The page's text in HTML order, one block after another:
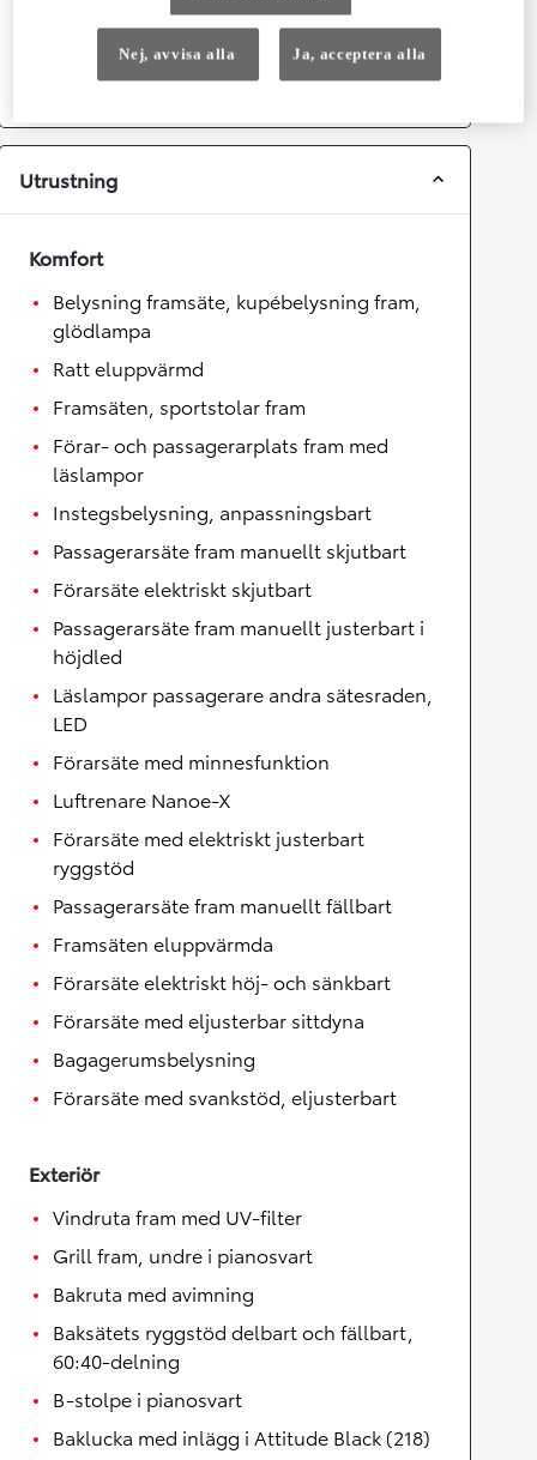
Växellåda
Framhjulsdrift
Växellåda
Automat
Utrustning
Komfort
Belysning framsäte, kupébelysning fram,
glödlampa
Ratt eluppvärmd
Framsäten, sportstolar fram
Förar- och passagerarplats fram med
läslampor
Instegsbelysning, anpassningsbart
Passagerarsäte fram manuellt skjutbart
Förarsäte elektriskt skjutbart
Passagerarsäte fram manuellt justerbart i
höjdled
Läslampor passagerare andra sätesraden,
LED
Förarsäte med minnesfunktion
Luftrenare Nanoe-X
Förarsäte med elektriskt justerbart
ryggstöd
Passagerarsäte fram manuellt fällbart
Framsäten eluppvärmda
Förarsäte elektriskt höj- och sänkbart
Förarsäte med eljusterbar sittdyna
Bagagerumsbelysning
Förarsäte med svankstöd, eljusterbart
Exteriör
Vindruta fram med UV-filter
Grill fram, undre i pianosvart
Bakruta med avimning
Baksätets ryggstöd delbart och fällbart,
60:40-delning
B-stolpe i pianosvart
Baklucka med inlägg i Attitude Black (218)
Nej, avvisa alla Ja, acceptera alla